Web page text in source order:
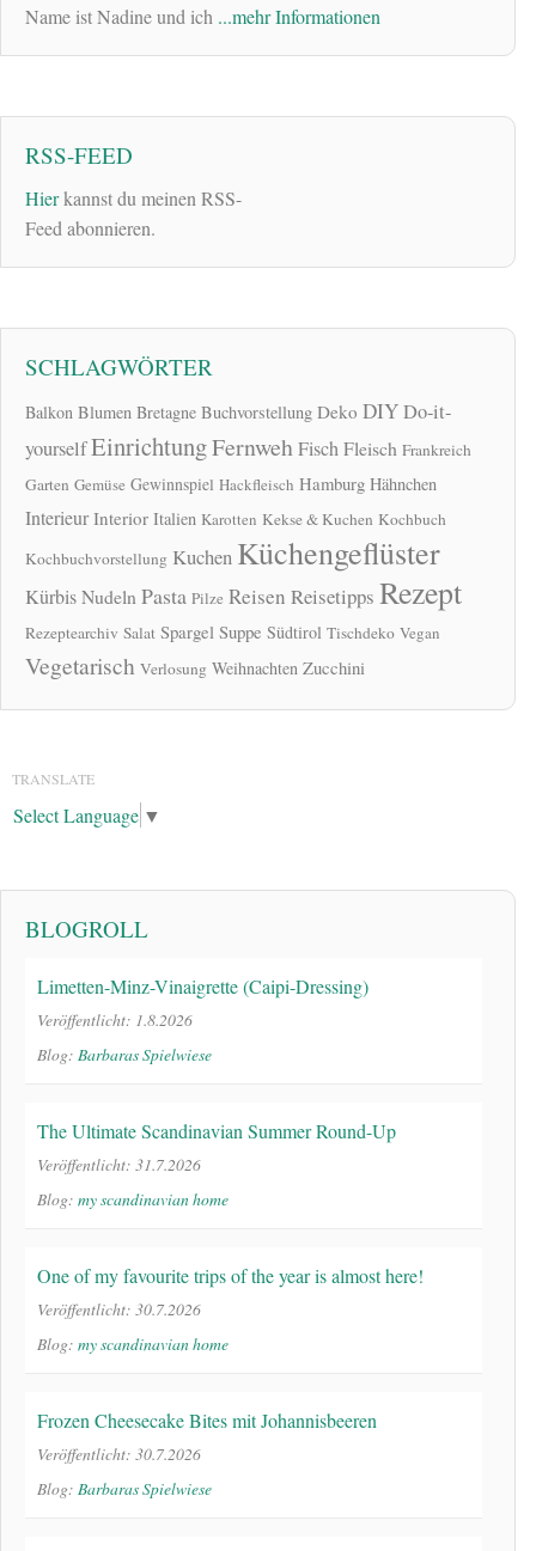
Name ist Nadine und ich ...mehr Informationen
RSS-FEED
Hierkannst du meinen RSS-
Feed abonnieren.
SCHLAGWÖRTER
Balkon Blumen Bretagne Buchvorstellung Deko DIYDo-it-
yourselfEinrichtungFernwehFischFleisch Frankreich
Garten Gemüse Gewinnspiel Hackfleisch Hamburg Hähnchen
Interieur Interior Italien Karotten Kekse & Kuchen Kochbuch
Kochbuchvorstellung Kuchen Küchengeflüster
KürbisNudelnPasta Pilze Reisen Reisetipps Rezept
Rezeptearchiv Salat Spargel Suppe Südtirol Tischdeko Vegan
Vegetarisch Verlosung Weihnachten Zucchini
TRANSLATE
Select Language ▼
BLOGROLL
Limetten-Minz-Vinaigrette (Caipi-Dressing)
Veröffentlicht: 1.8.2026
Blog: Barbaras Spielwiese
The Ultimate Scandinavian Summer Round-Up
Veröffentlicht: 31.7.2026
Blog: my scandinavian home
One of my favourite trips of the year is almost here!
Veröffentlicht: 30.7.2026
Blog: my scandinavian home
Frozen Cheesecake Bites mit Johannisbeeren
Veröffentlicht: 30.7.2026
Blog: Barbaras Spielwiese